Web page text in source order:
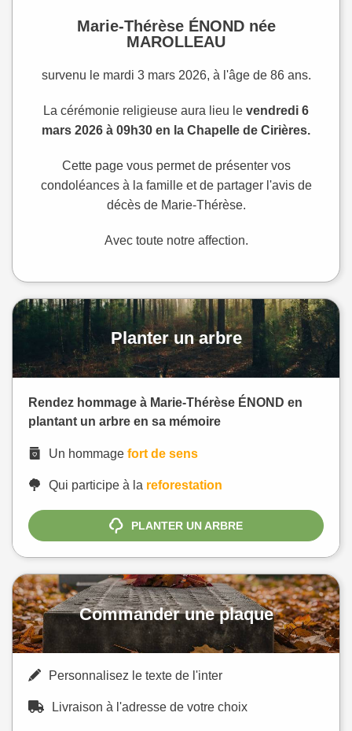
Marie-Thérèse ÉNOND née
MAROLLEAU
survenu le mardi 3 mars 2026, à l'âge de 86 ans.
La cérémonie religieuse aura lieu le vendredi 6
mars 2026 à 09h30 en la Chapelle de Cirières.
Cette page vous permet de présenter vos
condoléances à la famille et de partager l'avis de
décès de Marie-Thérèse.
Avec toute notre affection.
Planter un arbre
Rendez hommage à Marie-Thérèse ÉNOND en
plantant un arbre en sa mémoire
Un hommage fort de sens
Qui participe à la reforestation
PLANTER UN ARBRE
Commander une plaque
Personnalisez le texte de l'inter
Livraison à l'adresse de votre choix